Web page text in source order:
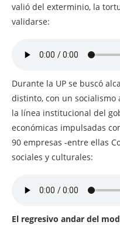
valió del exterminio, la
validarse:
Durante la UP se buscó
distinto, con un socialismo
la línea institucional del
económicas impulsadas
90 empresas -entre ellas
sociales y culturales:
El regresivo andar del